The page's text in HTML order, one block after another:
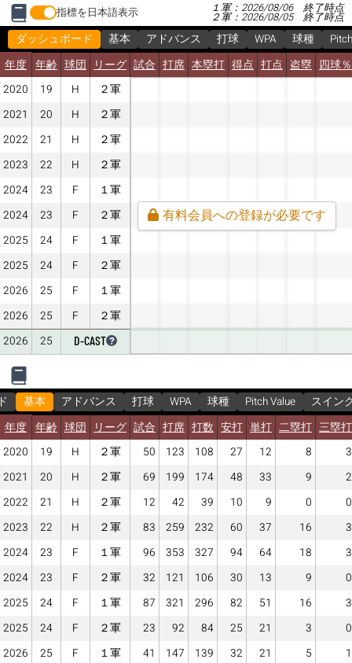
指標を日本語表示 １軍：2026/08/06 終了時点
２軍：2026/08/05 終了時点
ダッシュボード 基本 アドバンス 打球 WPA 球種
年度 年齢 球団 リーグ 試合 打席 本塁打 得点 打点 盗塁 四球％
2020
19 H
２軍
2021
20 H
２軍
2022
21 H
２軍
2023
22 H
２軍
2024
23 F
１軍
2024
23 F
２軍
2025
24 F
１軍
2025
24 F
２軍
2026
25 F
１軍
2026
25 F
２軍
2026
25 D-CAST
有料会員への登録が必要です
基本 アドバンス 打球 WPA 球種 Pitch Value
スイン
年度 年齢 球団 リーグ 試合 打席 打数 安打 単打 二塁打 三塁打
2020
19 H ２軍 50 123 108 27 12 8
3
2021
20 H ２軍 69 199 174 48 33 9
2
2022
21 H ２軍 12 42 39 10 9 0
0
2023
22 H ２軍 83 259 232 60 37 16
3
2024
23 F １軍 96 353 327 94 64 18
3
2024
23 F ２軍 32 121 106 30 13 9
0
2025
24 F １軍 87 321 296 82 51 16
3
2025
24 F ２軍 23 92 84 25 21 3
0
2026
25 F １軍 41 147 139 32 21 5
1